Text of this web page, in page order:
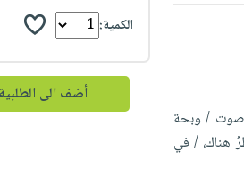
صوت / وبحة
هناك، / في
الكمية:
أضف الى الطلبية